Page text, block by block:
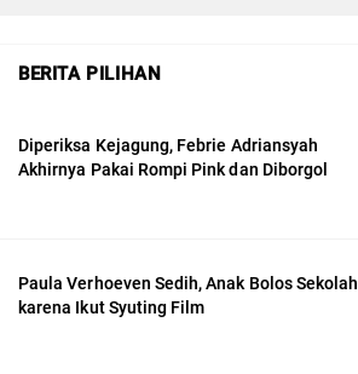
BERITA PILIHAN
Diperiksa Kejagung, Febrie Adriansyah
Akhirnya Pakai Rompi Pink dan Diborgol
Paula Verhoeven Sedih, Anak Bolos Sekolah
karena Ikut Syuting Film